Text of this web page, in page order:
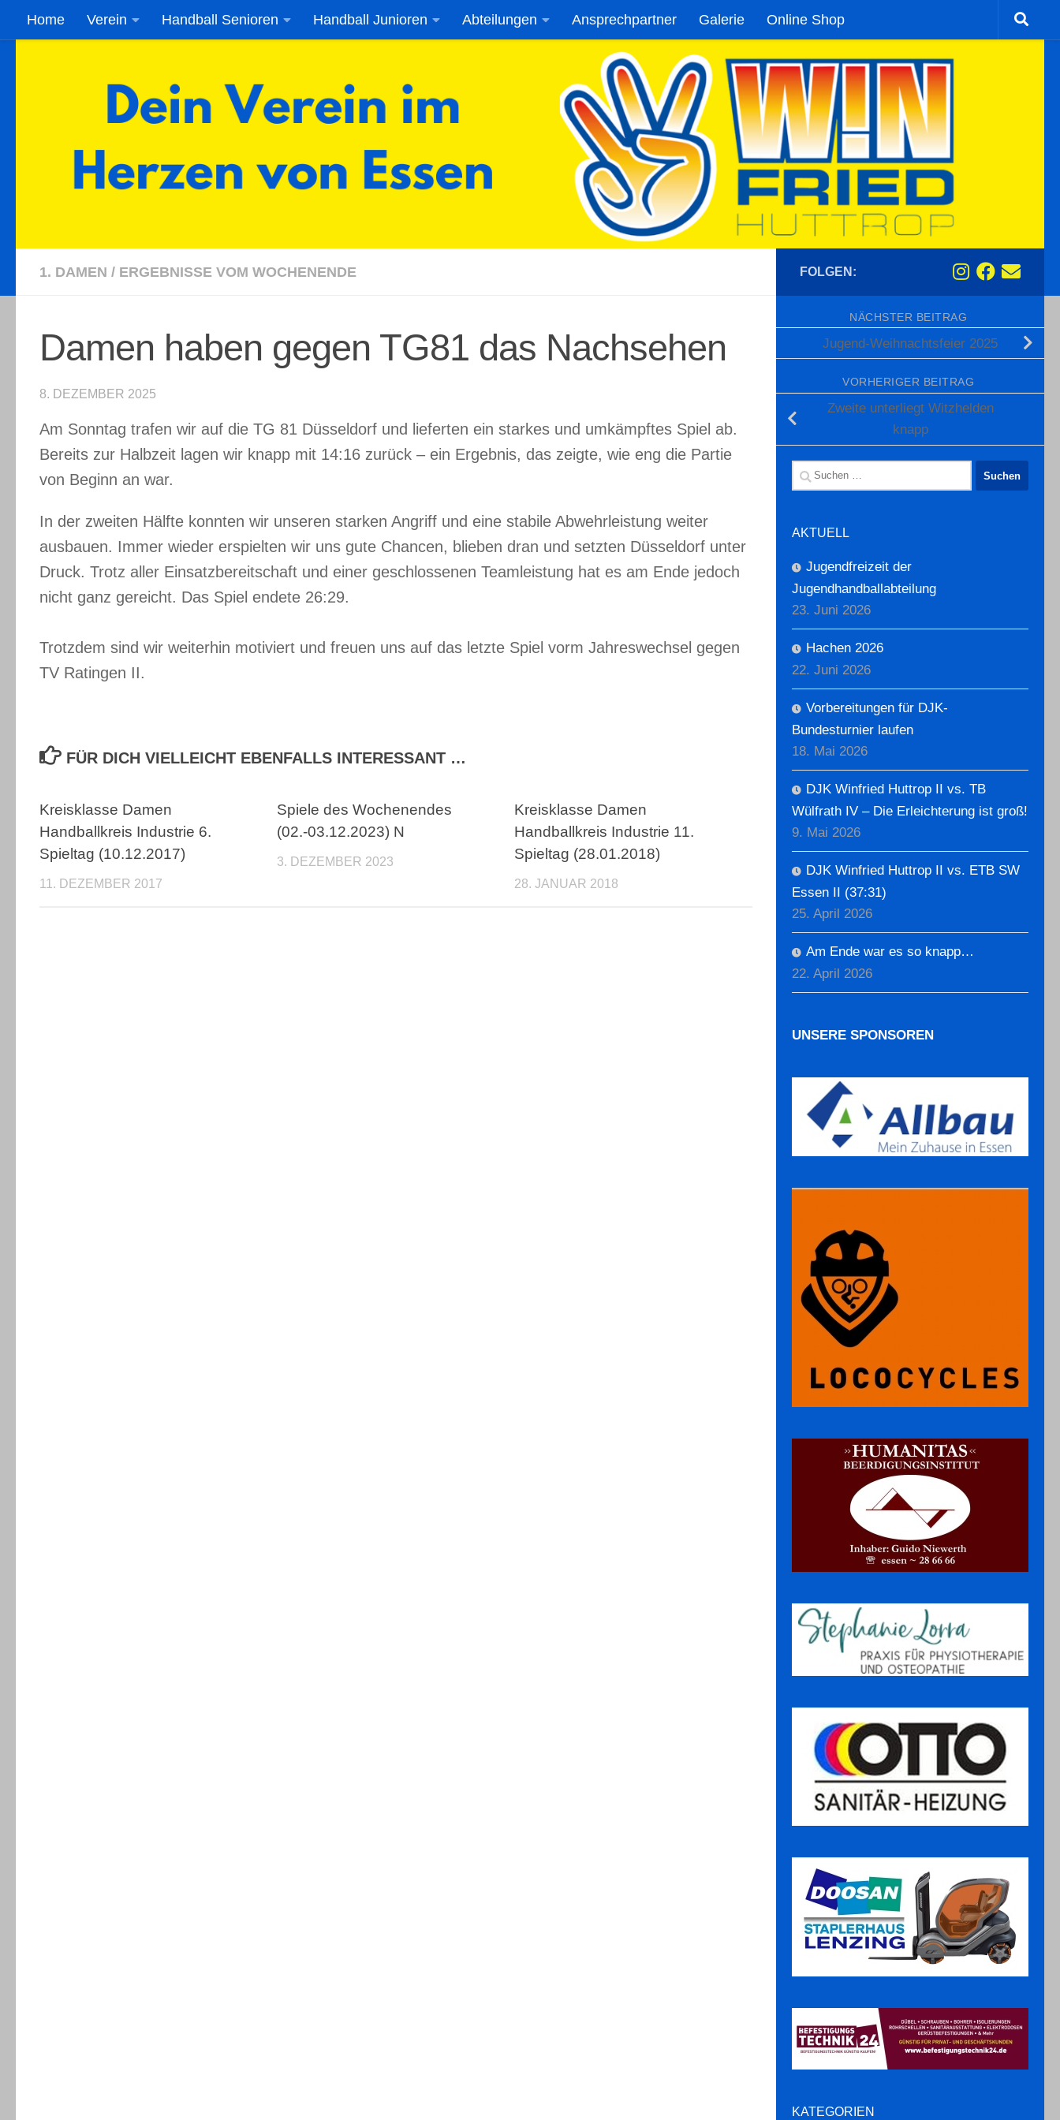
Zum Inhalt springen
Home Verein Handball Senioren Handball Junioren Abteilungen Ansprechpartner Galerie Online Shop
1. DAMEN / ERGEBNISSE VOM WOCHENENDE
Damen haben gegen TG81 das Nachsehen
8. DEZEMBER 2025
Am Sonntag trafen wir auf die TG 81 Düsseldorf und lieferten ein starkes und umkämpftes Spiel ab.
Bereits zur Halbzeit lagen wir knapp mit 14:16 zurück – ein Ergebnis, das zeigte, wie eng die Partie
von Beginn an war.
In der zweiten Hälfte konnten wir unseren starken Angriff und eine stabile Abwehrleistung weiter
ausbauen. Immer wieder erspielten wir uns gute Chancen, blieben dran und setzten Düsseldorf unter
Druck. Trotz aller Einsatzbereitschaft und einer geschlossenen Teamleistung hat es am Ende jedoch
nicht ganz gereicht. Das Spiel endete 26:29.
Trotzdem sind wir weiterhin motiviert und freuen uns auf das letzte Spiel vorm Jahreswechsel gegen
TV Ratingen II.
FÜR DICH VIELLEICHT EBENFALLS INTERESSANT …
Kreisklasse Damen
Handballkreis Industrie 6.
Spieltag (10.12.2017)
11. DEZEMBER 2017
Spiele des Wochenendes
(02.-03.12.2023) N
3. DEZEMBER 2023
Kreisklasse Damen
Handballkreis Industrie 11.
Spieltag (28.01.2018)
28. JANUAR 2018
FOLGEN:
NÄCHSTER BEITRAG
Jugend-Weihnachtsfeier 2025
VORHERIGER BEITRAG
Zweite unterliegt Witzhelden
knapp
Suchen
nach:
AKTUELL
Jugendfreizeit der
Jugendhandballabteilung
23. Juni 2026
Hachen 2026
22. Juni 2026
Vorbereitungen für DJK-
Bundesturnier laufen
18. Mai 2026
DJK Winfried Huttrop II vs. TB
Wülfrath IV – Die Erleichterung ist groß!
9. Mai 2026
DJK Winfried Huttrop II vs. ETB SW
Essen II (37:31)
25. April 2026
Am Ende war es so knapp…
22. April 2026
UNSERE SPONSOREN
KATEGORIEN